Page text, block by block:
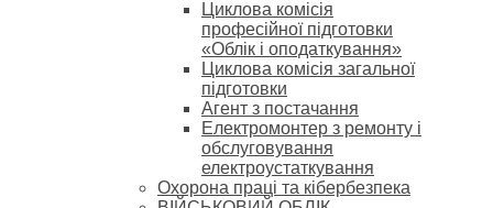
Циклова комісія
професійної підготовки
«Облік і оподаткування»
Циклова комісія загальної
підготовки
Агент з постачання
Електромонтер з ремонту і
обслуговування
електроустаткування
Охорона праці та кібербезпека